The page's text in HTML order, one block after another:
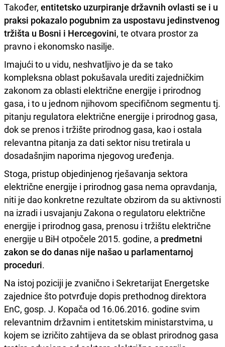
Također, entitetsko uzurpiranje državnih ovlasti se i u
praksi pokazalo pogubnim za uspostavu jedinstvenog
tržišta u Bosni i Hercegovini, te otvara prostor za
pravno i ekonomsko nasilje.
Imajući to u vidu, neshvatljivo je da se tako
kompleksna oblast pokušavala urediti zajedničkim
zakonom za oblasti električne energije i prirodnog
gasa, i to u jednom njihovom specifičnom segmentu tj.
pitanju regulatora električne energije i prirodnog gasa,
dok se prenos i tržište prirodnog gasa, kao i ostala
relevantna pitanja za dati sektor nisu tretirala u
dosadašnjim naporima njegovog uređenja.
Stoga, pristup objedinjenog rješavanja sektora
električne energije i prirodnog gasa nema opravdanja,
niti je dao konkretne rezultate obzirom da su aktivnosti
na izradi i usvajanju Zakona o regulatoru električne
energije i prirodnog gasa, prenosu i tržištu električne
energije u BiH otpočele 2015. godine, a predmetni
zakon se do danas nije našao u parlamentarnoj
proceduri.
Na istoj poziciji je zvanično i Sekretarijat Energetske
zajednice što potvrđuje dopis prethodnog direktora
EnC, gosp. J. Kopača od 16.06.2016. godine svim
relevantnim državnim i entitetskim ministarstvima, u
kojem se izričito zahtijeva da se oblast prirodnog gasa